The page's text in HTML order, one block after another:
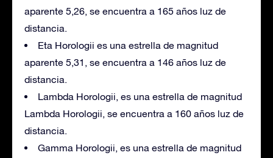
aparente 5,26, se encuentra a 165 años luz de
distancia.
Eta Horologii es una estrella de magnitud
aparente 5,31, se encuentra a 146 años luz de
distancia.
Lambda Horologii, es una estrella de magnitud
Lambda Horologii, se encuentra a 160 años luz de
distancia.
Gamma Horologii, es una estrella de magnitud